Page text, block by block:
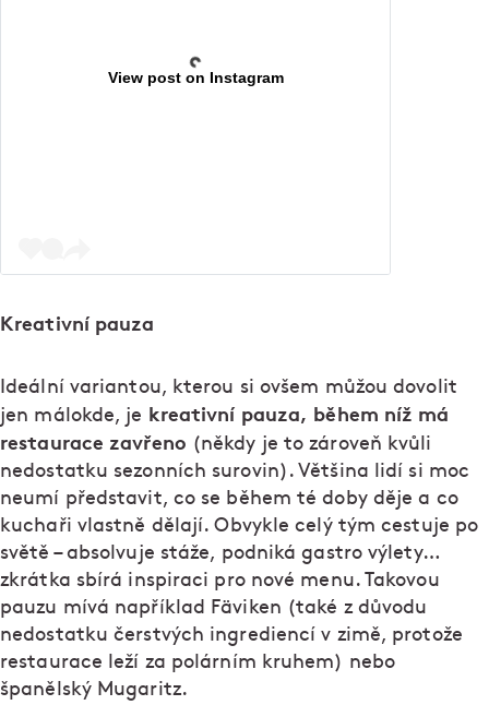
View post on Instagram
Kreativní pauza
Ideální variantou, kterou si ovšem můžou dovolit
jen málokde, je kreativní pauza, během níž má
restaurace zavřeno (někdy je to zároveň kvůli
nedostatku sezonních surovin). Většina lidí si moc
neumí představit, co se během té doby děje a co
kuchaři vlastně dělají. Obvykle celý tým cestuje po
světě – absolvuje stáže, podniká gastro výlety…
zkrátka sbírá inspiraci pro nové menu. Takovou
pauzu mívá například Fäviken (také z důvodu
nedostatku čerstvých ingrediencí v zimě, protože
restaurace leží za polárním kruhem) nebo
španělský Mugaritz.